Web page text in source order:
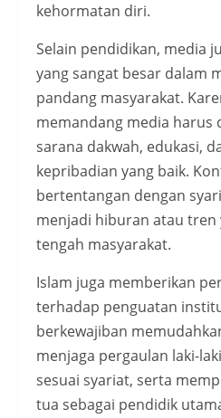
kehormatan diri.
Selain pendidikan, media
yang sangat besar dalam
pandang masyarakat.
memandang media harus
sarana dakwah, edukasi,
kepribadian yang baik.
bertentangan dengan
menjadi hiburan atau tren
tengah masyarakat.
Islam juga memberikan
terhadap penguatan
berkewajiban
menjaga pergaulan laki-
sesuai syariat, serta
tua sebagai pendidik